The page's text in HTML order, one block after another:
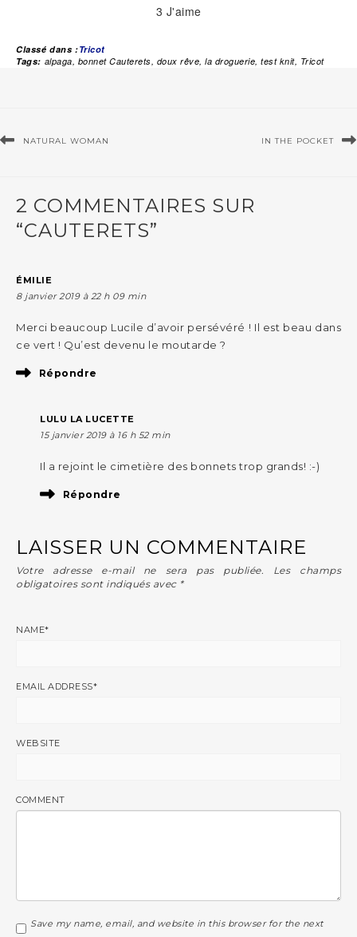
3 J'aime
Classé dans :Tricot
Tags: alpaga, bonnet Cauterets, doux rêve,la droguerie,test knit, Tricot
NATURAL WOMAN IN THE POCKET
2 COMMENTAIRES SUR
“CAUTERETS”
ÉMILIE
8 janvier 2019 à 22 h 09 min
Merci beaucoup Lucile d’avoir persévéré ! Il est beau dans
ce vert ! Qu’est devenu le moutarde ?
Répondre
LULU LA LUCETTE
15 janvier 2019 à 16 h 52 min
Il a rejoint le cimetière des bonnets trop grands! :-)
Répondre
LAISSER UN COMMENTAIRE
Votre adresse e-mail ne sera pas publiée.
Les champs
obligatoires sont indiqués avec *
NAME*
EMAIL ADDRESS*
WEBSITE
COMMENT
Save my name, email, and website in this browser for the next